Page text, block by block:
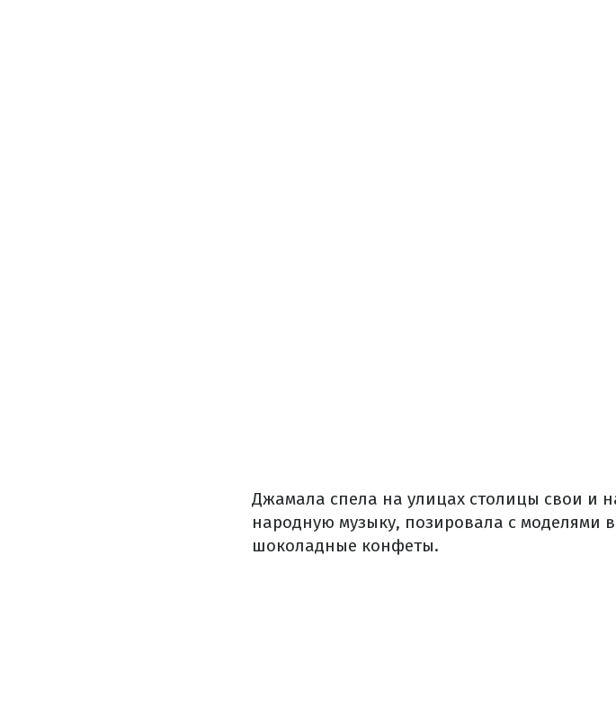
Джамала спела на улицах столицы свои и
народную музыку, позировала с моделями
шоколадные конфеты.